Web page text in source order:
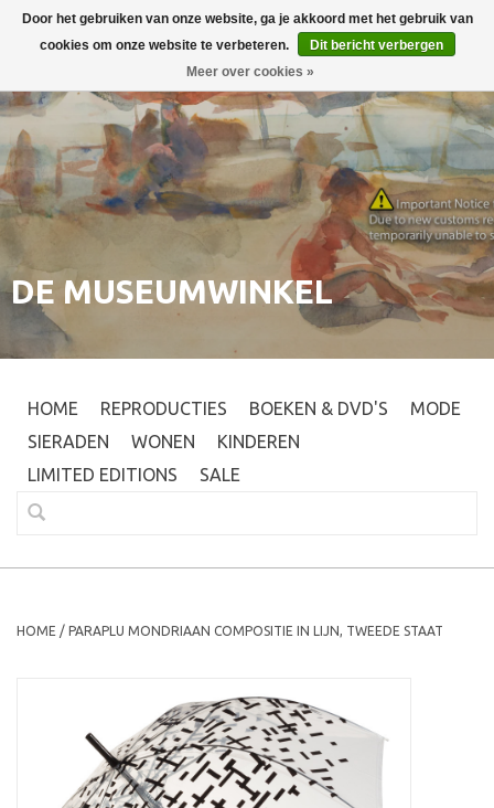
Inloggen 0
DE MUSEUMWINKEL
HOME REPRODUCTIES BOEKEN & DVD'S
MODE
SIERADEN
WONEN
KINDEREN
LIMITED EDITIONS
SALE
HOME / PARAPLU MONDRIAAN COMPOSITIE IN LIJN, TWEEDE STAAT
Door het gebruiken van onze website, ga je akkoord met het gebruik van
cookies om onze website te verbeteren.
Dit bericht verbergen
Meer over cookies »